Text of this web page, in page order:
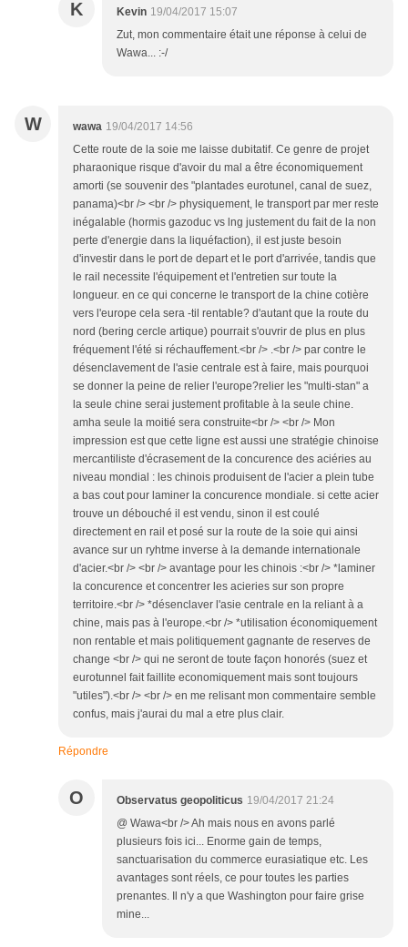
K Kevin 19/04/2017 15:07
Zut, mon commentaire était une réponse à celui de
Wawa... :-/
W wawa 19/04/2017 14:56
Cette route de la soie me laisse dubitatif. Ce genre de projet
pharaonique risque d'avoir du mal a être économiquement
amorti (se souvenir des "plantades eurotunel, canal de suez,
panama)<br /> <br /> physiquement, le transport par mer reste
inégalable (hormis gazoduc vs lng justement du fait de la non
perte d'energie dans la liquéfaction), il est juste besoin
d'investir dans le port de depart et le port d'arrivée, tandis que
le rail necessite l'équipement et l'entretien sur toute la
longueur. en ce qui concerne le transport de la chine cotière
vers l'europe cela sera -til rentable? d'autant que la route du
nord (bering cercle artique) pourrait s'ouvrir de plus en plus
fréquement l'été si réchauffement.<br /> .<br /> par contre le
désenclavement de l'asie centrale est à faire, mais pourquoi
se donner la peine de relier l'europe?relier les "multi-stan" a
la seule chine serai justement profitable à la seule chine.
amha seule la moitié sera construite<br /> <br /> Mon
impression est que cette ligne est aussi une stratégie chinoise
mercantiliste d'écrasement de la concurence des aciéries au
niveau mondial : les chinois produisent de l'acier a plein tube
a bas cout pour laminer la concurence mondiale. si cette acier
trouve un débouché il est vendu, sinon il est coulé
directement en rail et posé sur la route de la soie qui ainsi
avance sur un ryhtme inverse à la demande internationale
d'acier.<br /> <br /> avantage pour les chinois :<br /> *laminer
la concurence et concentrer les acieries sur son propre
territoire.<br /> *désenclaver l'asie centrale en la reliant à a
chine, mais pas à l'europe.<br /> *utilisation économiquement
non rentable et mais politiquement gagnante de reserves de
change <br /> qui ne seront de toute façon honorés (suez et
eurotunnel fait faillite economiquement mais sont toujours
"utiles").<br /> <br /> en me relisant mon commentaire semble
confus, mais j'aurai du mal a etre plus clair.
Répondre
O Observatus geopoliticus 19/04/2017 21:24
@ Wawa<br /> Ah mais nous en avons parlé
plusieurs fois ici... Enorme gain de temps,
sanctuarisation du commerce eurasiatique etc. Les
avantages sont réels, ce pour toutes les parties
prenantes. Il n'y a que Washington pour faire grise
mine...